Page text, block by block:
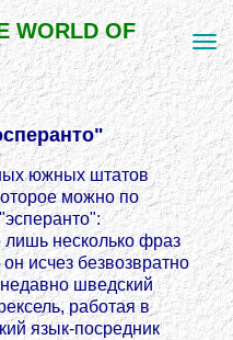
OF
южных штатов
можно по
лишь несколько фраз
исчез безвозвратно
шведский
работая в
язык-посредник